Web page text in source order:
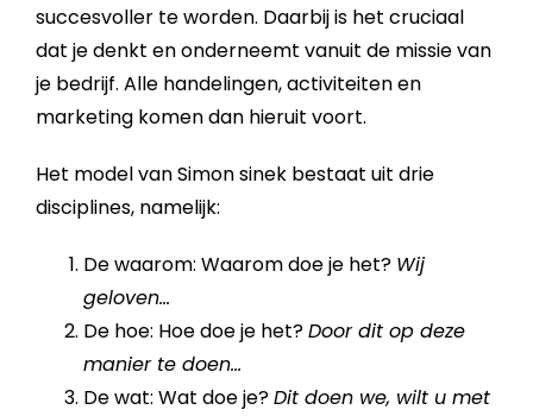
succesvoller te worden. Daarbij is het cruciaal
dat je denkt en onderneemt vanuit de missievan
je bedrijf. Alle handelingen, activiteiten en
marketingkomen dan hieruit voort.
Het model van Simon sinek bestaat uit drie
disciplines, namelijk:
De waarom: Waarom doe je het? Wij
geloven…
De hoe: Hoe doe je het?Door dit op deze
manier te doen…
De wat: Wat doe je?Dit doen we, wilt u met